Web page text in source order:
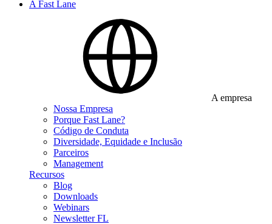
A Fast Lane
A empresa
Nossa Empresa
Porque Fast Lane?
Código de Conduta
Diversidade, Equidade e Inclusão
Parceiros
Management
Recursos
Blog
Downloads
Webinars
Newsletter FL